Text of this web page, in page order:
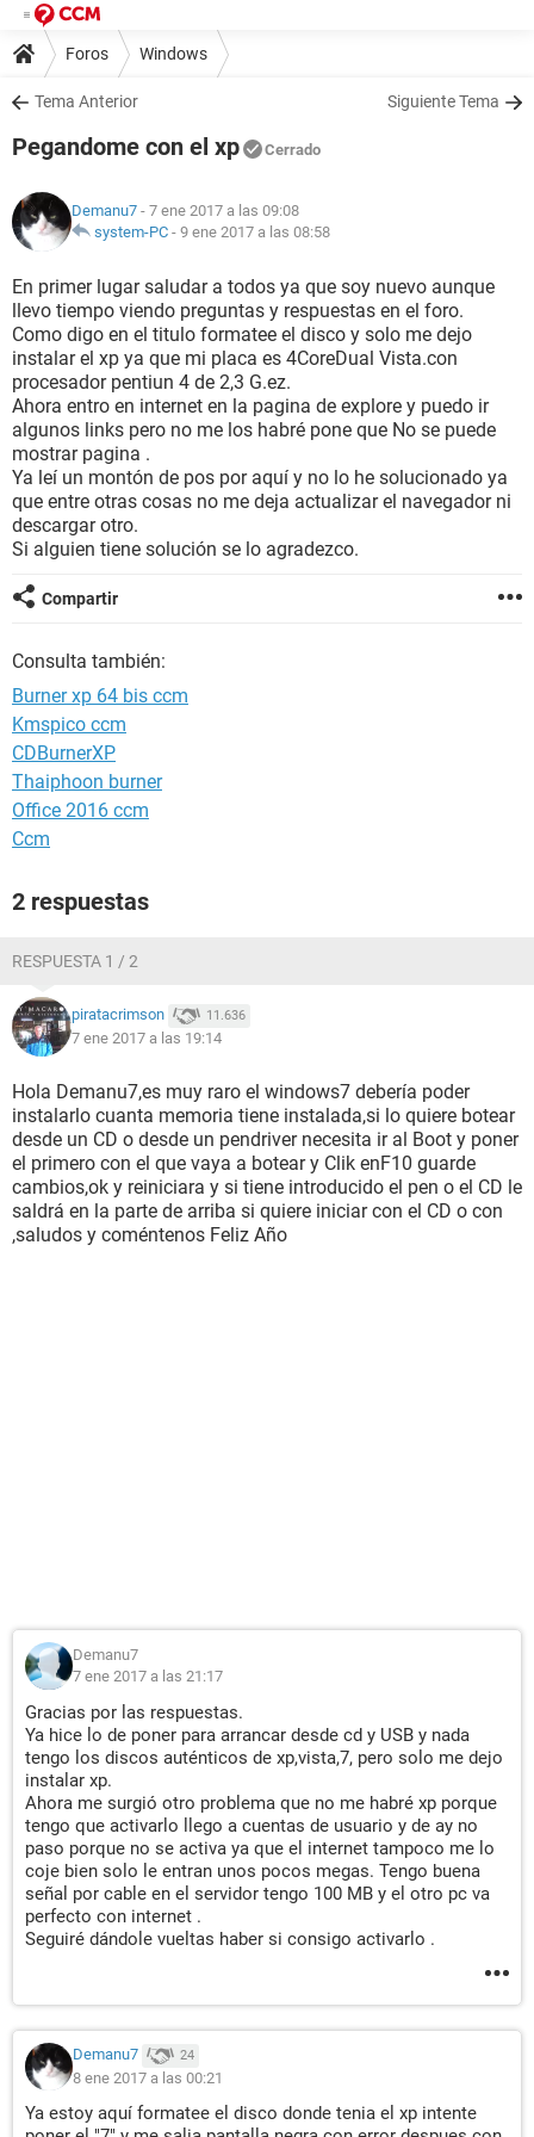
Foros Windows
Tema Anterior Siguiente Tema
Pegandome con el xp Cerrado
Demanu7 - 7 ene 2017 a las 09:08
system-PC - 9 ene 2017 a las 08:58
En primer lugar saludar a todos ya que soy nuevo aunque
llevo tiempo viendo preguntas y respuestas en el foro.
Como digo en el titulo formatee el disco y solo me dejo
instalar el xp ya que mi placa es 4CoreDual Vista.con
procesador pentiun 4 de 2,3 G.ez.
Ahora entro en internet en la pagina de explore y puedo ir
algunos links pero no me los habré pone que No se puede
mostrar pagina .
Ya leí un montón de pos por aquí y no lo he solucionado ya
que entre otras cosas no me deja actualizar el navegador ni
descargar otro.
Si alguien tiene solución se lo agradezco.
Compartir
Consulta también:
Burner xp 64 bis ccm
Kmspico ccm
CDBurnerXP
Thaiphoon burner
Office 2016 ccm
Ccm
2 respuestas
RESPUESTA 1 / 2
piratacrimson 11.636
7 ene 2017 a las 19:14
Hola Demanu7,es muy raro el windows7 debería poder
instalarlo cuanta memoria tiene instalada,si lo quiere botear
desde un CD o desde un pendriver necesita ir al Boot y poner
el primero con el que vaya a botear y Clik enF10 guarde
cambios,ok y reiniciara y si tiene introducido el pen o el CD le
saldrá en la parte de arriba si quiere iniciar con el CD o con
,saludos y coméntenos Feliz Año
Demanu7
7 ene 2017 a las 21:17
Gracias por las respuestas.
Ya hice lo de poner para arrancar desde cd y USB y nada
tengo los discos auténticos de xp,vista,7, pero solo me dejo
instalar xp.
Ahora me surgió otro problema que no me habré xp porque
tengo que activarlo llego a cuentas de usuario y de ay no
paso porque no se activa ya que el internet tampoco me lo
coje bien solo le entran unos pocos megas. Tengo buena
señal por cable en el servidor tengo 100 MB y el otro pc va
perfecto con internet .
Seguiré dándole vueltas haber si consigo activarlo .
Demanu7 24
8 ene 2017 a las 00:21
Ya estoy aquí formatee el disco donde tenia el xp intente